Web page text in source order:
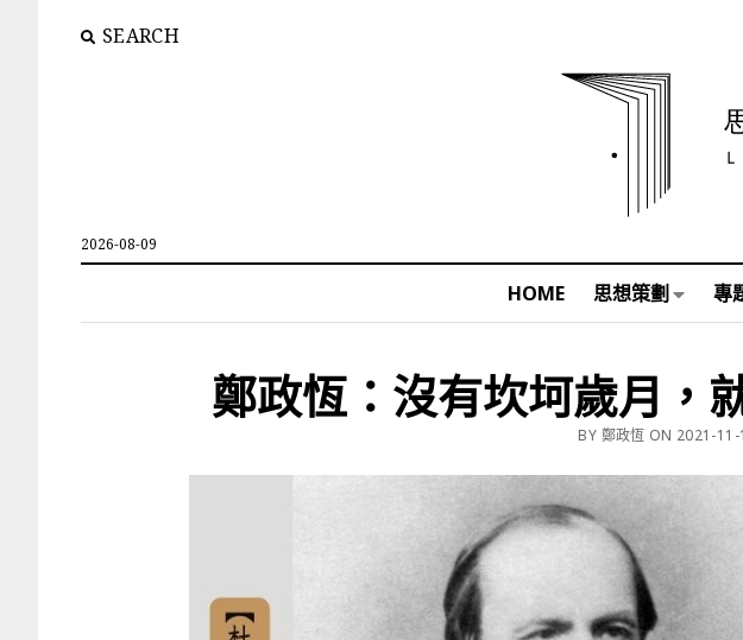
SEARCH
2026-08-09
HOME 思想策劃 專
鄭政恆：沒有坎坷歲月，
BY 鄭政恆 ON 2021-